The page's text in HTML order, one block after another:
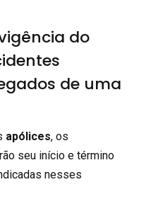
do
de uma
apólices, os
seu início e término
nesses